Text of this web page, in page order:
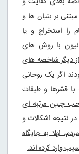
بر بنیان ها و
را استخراج و یا
با روش های
دیگر شاخصه های
اگر یک روحانی
با قشرها و طبقات
چنین مرتبه ای
نتیجه اشکالات و
اولا به جایگاه
وارد کرده اند.